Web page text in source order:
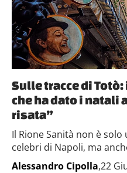
Sulle tracce di
che ha dato i natali
risata”
Il Rione Sanità non è
celebri di Napoli, ma
Alessandro Cipolla,22